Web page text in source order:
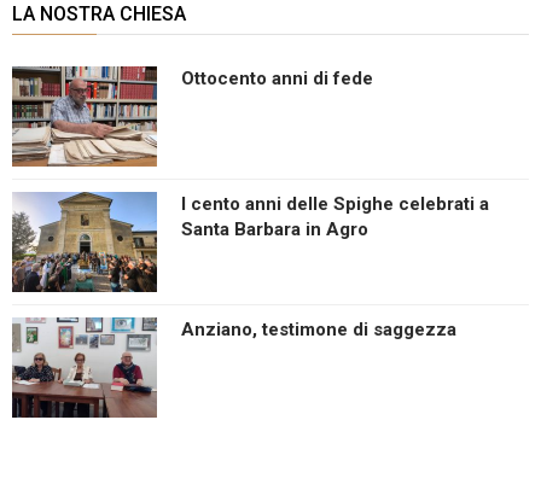
LA NOSTRA CHIESA
Ottocento anni di fede
I cento anni delle Spighe celebrati a
Santa Barbara in Agro
Anziano, testimone di saggezza